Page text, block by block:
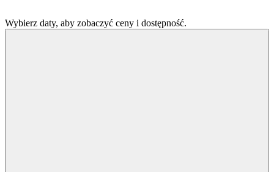
Wybierz daty, aby zobaczyć ceny i dostępność.